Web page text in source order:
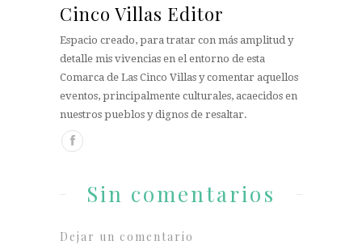
Cinco Villas Editor
Espacio creado, para tratar con más amplitud y
detalle mis vivencias en el entorno de esta
Comarca de Las Cinco Villas y comentar aquellos
eventos, principalmente culturales, acaecidos en
nuestros pueblos y dignos de resaltar.
Sin comentarios
Dejar un comentario